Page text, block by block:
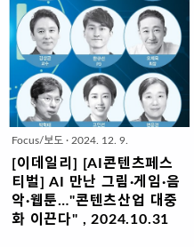
31일 밝혔다.이번 출범한 정책자문위
원회는 진흥원 '정관' 및 '자문위원회
운영 규정'에 근거해 설치됐으며 만화
·웹툰 산업 전 분야를 아우르는 전문
가 10명으로 구성됐다.위원회는 위원
장을 맡은 박석환 재담미디어 이사를
필두로 산업, 제작, 창작, 법제도, 교
육, 연구, 정책, 역사, 문화, 젠더 등 각
분야의 전문 식견을 갖춘 전문가들이
참여한다.위원들의 임기는 위촉식과
첫 자문회의가 개최된 지난 27일부터
1년이며, 향후 진흥원의 중장기 발전
Focus/보도 · 2024. 12. 9.
[이데일리] [AI콘텐츠페스
티벌] AI 만난 그림·게임·음
악·웹툰…"콘텐츠산업 대중
화 이끈다" , 2024.10.31